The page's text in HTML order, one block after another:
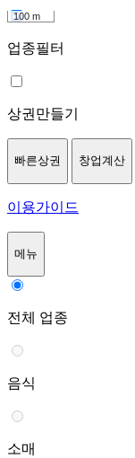
100 m
업종필터
상권만들기
빠른상권 창업계산
이용가이드
메뉴
전체 업종
음식
소매